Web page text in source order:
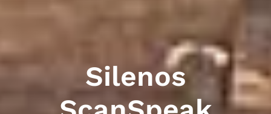
Silenos